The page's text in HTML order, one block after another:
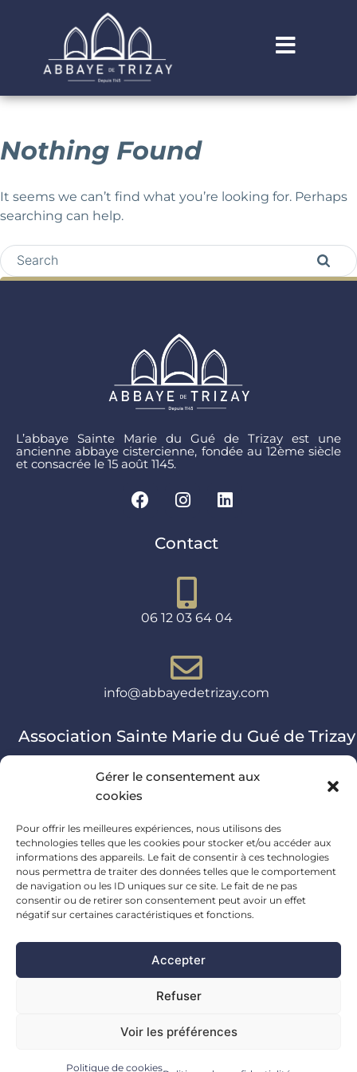
Gérer le consentement aux
cookies
Pour offrir les meilleures expériences, nous utilisons des
technologies telles que les cookies pour stocker et/ou accéder aux
informations des appareils. Le fait de consentir à ces technologies
nous permettra de traiter des données telles que le comportement
de navigation ou les ID uniques sur ce site. Le fait de ne pas
consentir ou de retirer son consentement peut avoir un effet
négatif sur certaines caractéristiques et fonctions.
Accepter
Refuser
Voir les préférences
Politique de cookies
Nothing Found
It seems we can’t find what you’re looking for. Perhaps
searching can help.
L’abbaye Sainte Marie du Gué de Trizay est une
ancienne abbaye cistercienne, fondée au 12ème siècle
et consacrée le 15 août 1145.
Contact
06 12 03 64 04
info@abbayedetrizay.com
Association Sainte Marie du Gué de Trizay
Informations sur l'association
Adresse
Abbaye de Trizay,
85 480 Bournezeau
© 2024. RéalisationRadius Design
Mentions légales Politique de cookies